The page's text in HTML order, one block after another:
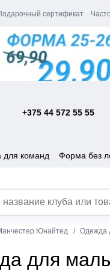
сертификат
+375 44 572 55 55
команд Форма без
Юнайтед Одежда
для